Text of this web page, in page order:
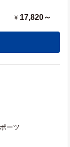
¥ 17,820～
ーツ